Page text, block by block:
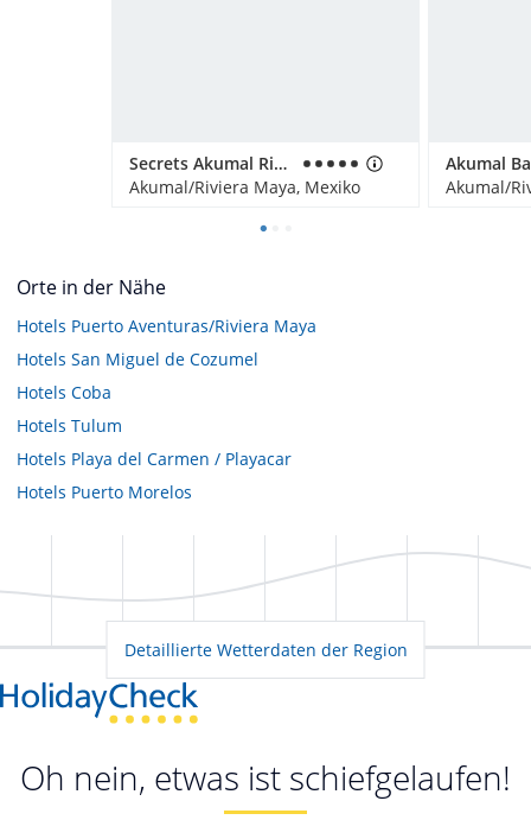
Secrets Akumal Riviera Maya - Adults only
Akumal/Riviera Maya, Mexiko
Akumal/
Orte in der Nähe
Hotels Puerto Aventuras/Riviera Maya
Hotels San Miguel de Cozumel
Hotels Coba
Hotels Tulum
Hotels Playa del Carmen / Playacar
Hotels Puerto Morelos
Detaillierte Wetterdaten der Region
Oh nein, etwas ist schiefgelaufen!